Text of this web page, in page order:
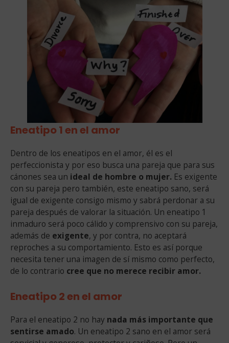
Eneatipo 1 en el amor
Dentro de los eneatipos en el amor, él es el
perfeccionista y por eso busca una pareja que para sus
cánones sea un ideal de hombre o mujer. Es exigente
con su pareja pero también, este eneatipo sano, será
igual de exigente consigo mismo y sabrá perdonar a su
pareja después de valorar la situación. Un eneatipo 1
inmaduro será poco cálido y comprensivo con su pareja,
además de exigente, y por contra, no aceptará
reproches a su comportamiento. Esto es así porque
necesita tener una imagen de sí mismo como perfecto,
de lo contrario cree que no merece recibir amor.
Eneatipo 2 en el amor
Para el eneatipo 2 no hay nada más importante que
sentirse amado. Un eneatipo 2 sano en el amor será